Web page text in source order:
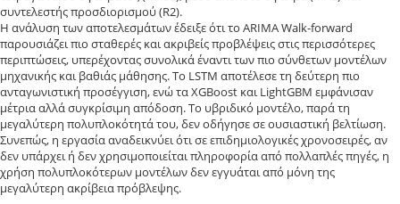
συντελεστής προσδιορισμού (R2).
Η ανάλυση των αποτελεσμάτων έδειξε ότι το ARIMA Walk-forward
παρουσιάζει πιο σταθερές και ακριβείς προβλέψεις στις περισσότερες
περιπτώσεις, υπερέχοντας συνολικά έναντι των πιο σύνθετων μοντέλων
μηχανικής και βαθιάς μάθησης. Το LSTM αποτέλεσε τη δεύτερη πιο
ανταγωνιστική προσέγγιση, ενώ τα XGBoost και LightGBM εμφάνισαν
μέτρια αλλά συγκρίσιμη απόδοση. Το υβριδικό μοντέλο, παρά τη
μεγαλύτερη πολυπλοκότητά του, δεν οδήγησε σε ουσιαστική βελτίωση.
Συνεπώς, η εργασία αναδεικνύει ότι σε επιδημιολογικές χρονοσειρές, αν
δεν υπάρχει ή δεν χρησιμοποιείται πληροφορία από πολλαπλές πηγές, η
χρήση πολυπλοκότερων μοντέλων δεν εγγυάται από μόνη της
μεγαλύτερη ακρίβεια πρόβλεψης.